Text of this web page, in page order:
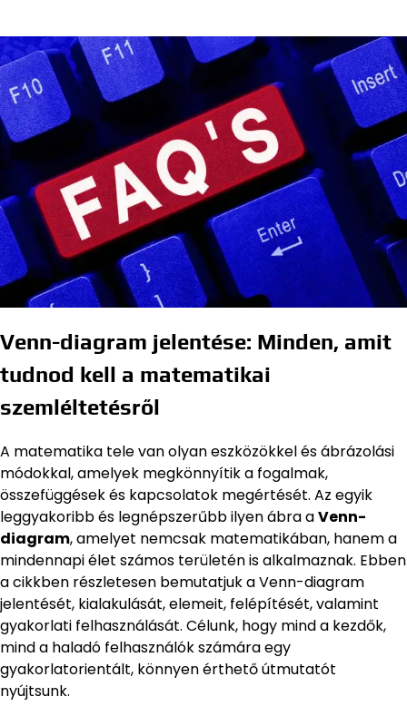
Venn-diagram jelentése: Minden, amit
tudnod kell a matematikai
szemléltetésről
A matematika tele van olyan eszközökkel és ábrázolási
módokkal, amelyek megkönnyítik a fogalmak,
összefüggések és kapcsolatok megértését. Az egyik
leggyakoribb és legnépszerűbb ilyen ábra aVenn-
diagram, amelyet nemcsak matematikában, hanem a
mindennapi élet számos területén is alkalmaznak. Ebben
a cikkben részletesen bemutatjuk a Venn-diagram
jelentését, kialakulását, elemeit, felépítését, valamint
gyakorlati felhasználását. Célunk, hogy mind a kezdők,
mind a haladó felhasználók számára egy
gyakorlatorientált, könnyen érthető útmutatót
nyújtsunk.